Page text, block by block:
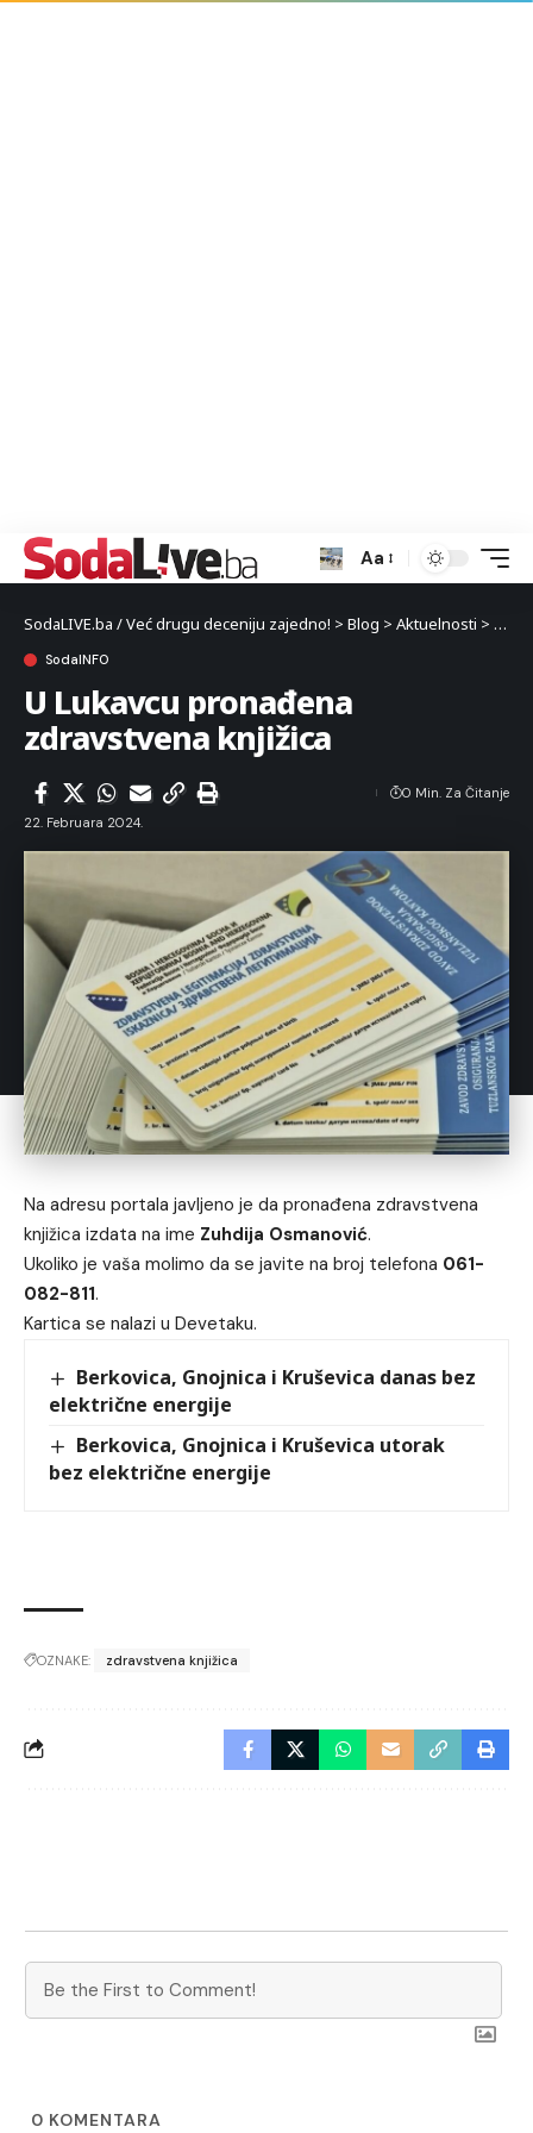
Aa
SodaLIVE.ba / Već drugu deceniju zajedno! > Blog > Aktuelnosti >
SodaINFO
U Lukavcu pronađena
zdravstvena knjižica
22. Februara 2024.
0 Min. Za Čitanje
Na adresu portala javljeno je da pronađena zdravstvena
knjižica izdata na ime Zuhdija Osmanović.
Ukoliko je vaša molimo da se javite na broj telefona 061-
082-811.
Kartica se nalazi u Devetaku.
Berkovica, Gnojnica i Kruševica danas bez
električne energije
Berkovica, Gnojnica i Kruševica utorak
bez električne energije
OZNAKE: zdravstvena knjižica
0 KOMENTARA